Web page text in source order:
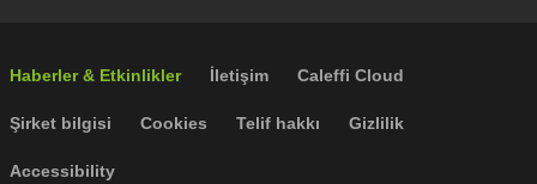
Footer secondary navigation
Haberler & Etkinlikler İletişim Caleffi Cloud
Footer menu
Şirket bilgisi Cookies Telif hakkı Gizlilik
Accessibility